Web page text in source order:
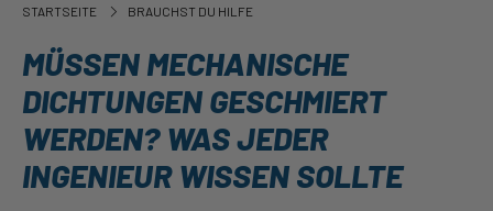
STARTSEITE BRAUCHST DU HILFE
MÜSSEN MECHANISCHE
DICHTUNGEN GESCHMIERT
WERDEN? WAS JEDER
INGENIEUR WISSEN SOLLTE